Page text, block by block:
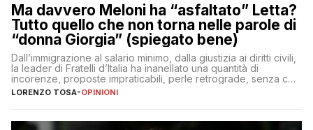
Ma davvero Meloni ha “asfaltato” Letta?
Tutto quello che non torna nelle parole di
“donna Giorgia” (spiegato bene)
Dall’immigrazione al salario minimo, dalla giustizia ai diritti civili,
la leader di Fratelli d’Italia ha inanellato una quantità di
incorenze, proposte impraticabili, perle retrograde, senza che
nessuno – a destra come a sinistra – glielo abbia fatto notare
LORENZO TOSA-OPINIONI